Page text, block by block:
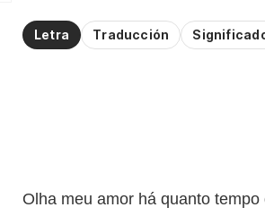
Letra Traducción
Olha meu amor há quanto
Agregar
favoritos
Agregar
automático